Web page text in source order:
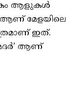
ആളുകള്‍
ആണ് മേളയിലെ
ഇത്.
ആണ്